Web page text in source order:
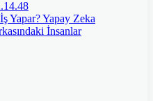
Yapar? Yapay Zeka
İnsanlar